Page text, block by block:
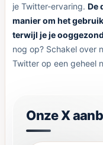
je Twitter-ervaring. De
manier om het
terwijl je je
nog op? Schakel over
Twitter op een geheel
Onze X